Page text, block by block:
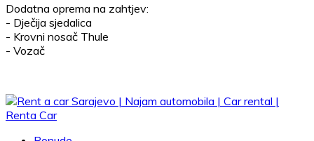
Dodatna oprema na zahtjev:
- Dječija sjedalica
- Krovni nosač Thule
- Vozač